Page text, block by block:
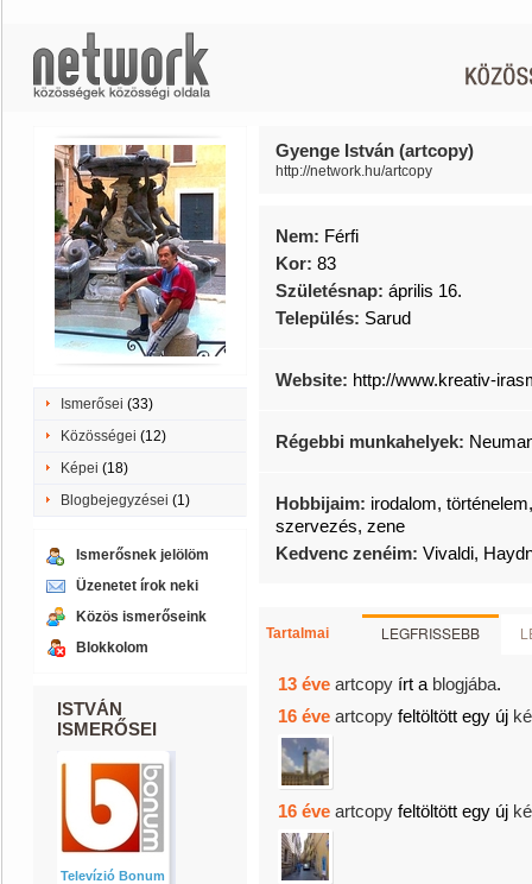
Ismerősei (33)
Közösségei (12)
Képei (18)
Blogbejegyzései (1)
Ismerősnek jelölöm
Üzenetet írok neki
Közös ismerőseink
Blokkolom
ISTVÁN
ISMERŐSEI
Televízió Bonum
Gyenge István (artcopy)
http://network.hu/artcopy
Nem: Férfi
Kor: 83
Születésnap: április 16.
Település: Sarud
Website: http://www.kreativ-
Régebbi munkahelyek:
Hobbijaim: irodalom,
szervezés, zene
Kedvenc zenéim: Vivaldi,
Tartalmai LEGFRISSEBB
13 éve artcopy írt a blogjába.
16 éve artcopy feltöltött egy új
16 éve artcopy feltöltött egy új